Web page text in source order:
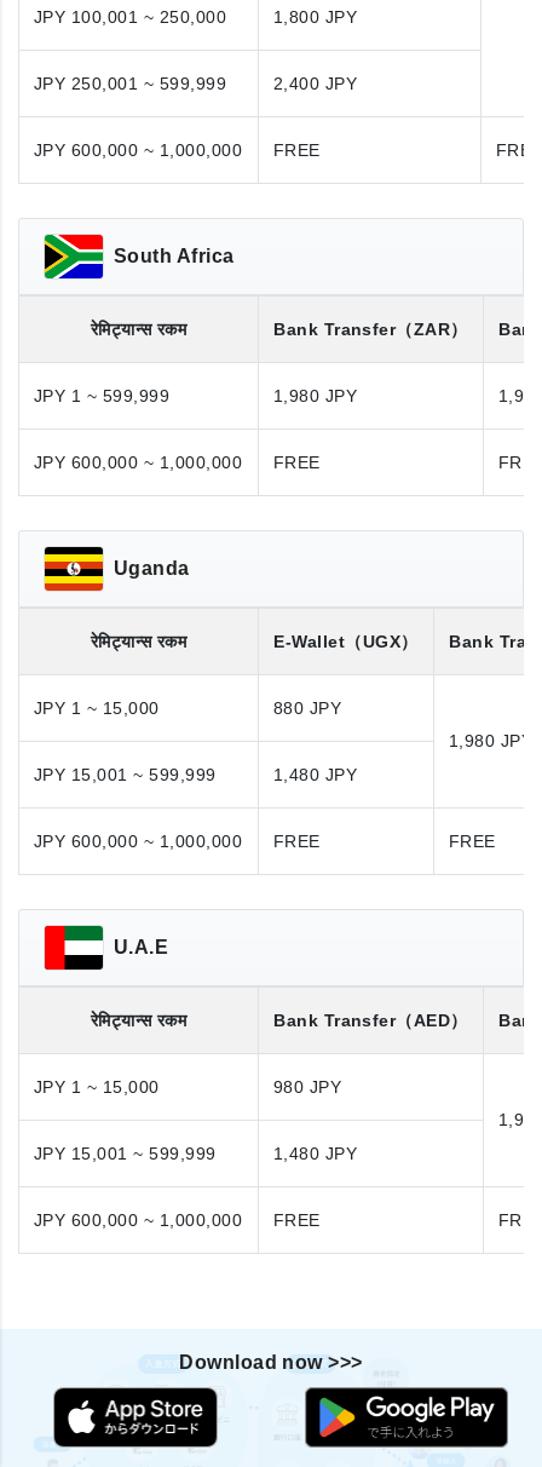
JPY 100,001 ~ 250,000 1,800 JPY
JPY 250,001 ~ 599,999 2,400 JPY
JPY 600,000 ~ 1,000,000 FREE FREE
South Africa
रेमिट्यान्स रकम Bank Transfer（ZAR）
JPY 1 ~ 599,999 1,980 JPY
JPY 600,000 ~ 1,000,000 FREE
Uganda
रेमिट्यान्स रकम E-Wallet （UGX） Bank
JPY 1 ~ 15,000
880 JPY
1,980 JPY
JPY 15,001 ~ 599,999
1,480 JPY
JPY 600,000 ~ 1,000,000 FREE FREE
U.A.E
रेमिट्यान्स रकम Bank Transfer（AED）
JPY 1 ~ 15,000
980 JPY
JPY 15,001 ~ 599,999
1,480 JPY
JPY 600,000 ~ 1,000,000 FREE
Download now >>>